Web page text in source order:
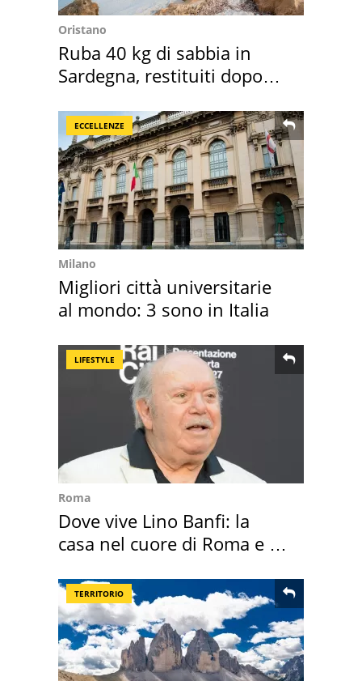
Oristano
Ruba 40 kg di sabbia in
Sardegna, restituiti dopo
ECCELLENZE
Milano
Migliori città universitarie
al mondo: 3 sono in Italia
LIFESTYLE
Roma
Dove vive Lino Banfi: la
casa nel cuore di Roma e i
TERRITORIO